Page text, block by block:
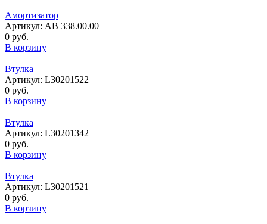
Амортизатор
Артикул: АВ 338.00.00
0 руб.
В корзину
Втулка
Артикул: L30201522
0 руб.
В корзину
Втулка
Артикул: L30201342
0 руб.
В корзину
Втулка
Артикул: L30201521
0 руб.
В корзину